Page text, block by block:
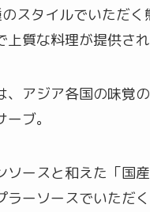
スタイルでいただ
上質な料理が提供され
、アジア各国の味覚の
ブ。
ソースと和えた「国
ラーソースでいただ